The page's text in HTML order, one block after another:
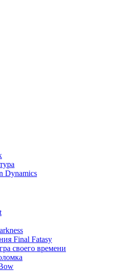
Dynamics
Final Fatasy
своего времени